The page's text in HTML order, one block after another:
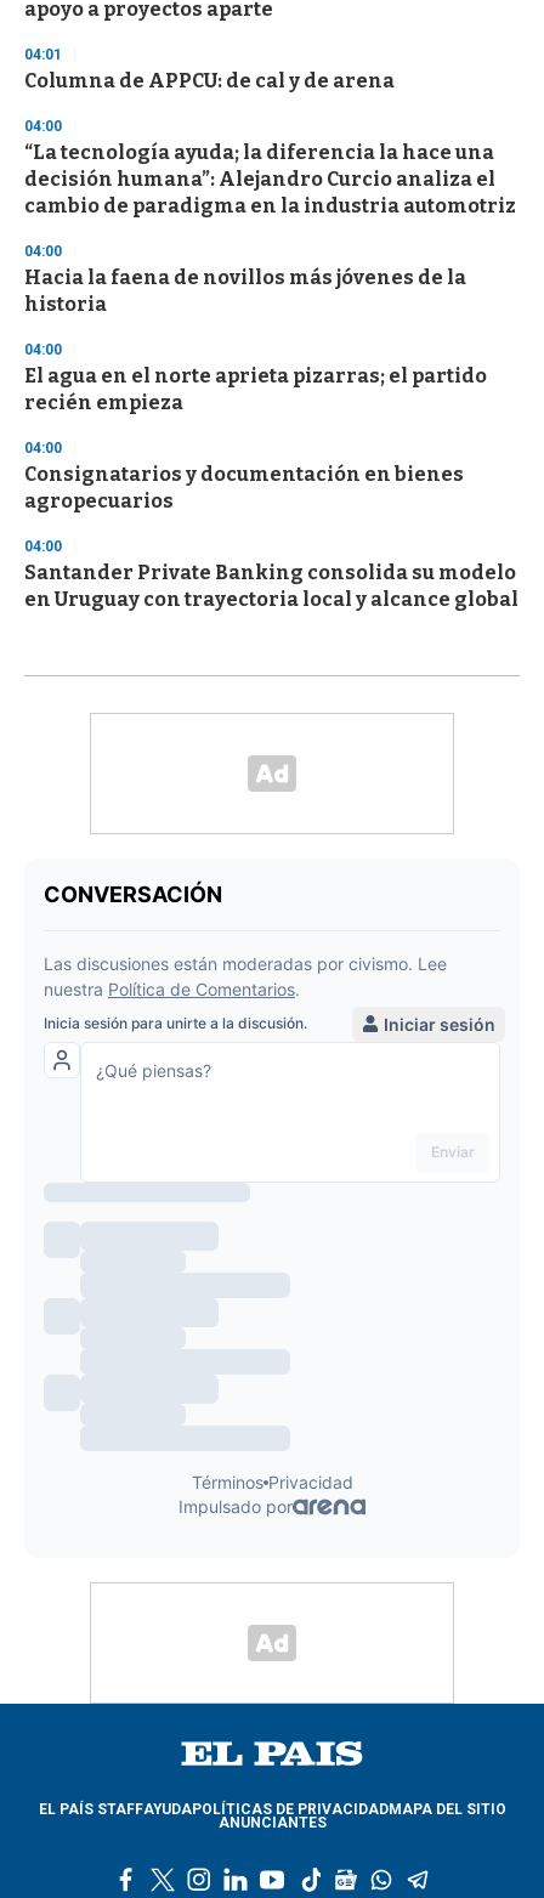
o
d
s
apoyo a proyectos aparte
04:01
Columna de APPCU: de cal y de arena
04:00
“La tecnología ayuda; la diferencia la hace una
decisión humana”: Alejandro Curcio analiza el
cambio de paradigma en la industria automotriz
04:00
Hacia la faena de novillos más jóvenes de la
historia
04:00
El agua en el norte aprieta pizarras; el partido
recién empieza
04:00
Consignatarios y documentación en bienes
agropecuarios
04:00
Santander Private Banking consolida su modelo
en Uruguay con trayectoria local y alcance global
EL PAÍS STAFFAYUDAPOLÍTICAS DE PRIVACIDADMAPA DEL SITIO
ANUNCIANTES
l
y
t
g
w